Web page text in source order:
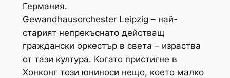
Германия.
Gewandhausorchester Leipzig – най-
старият непрекъснато действащ
граждански оркестър в света – израства
от тази култура. Когато пристигне в
Хонконг този юниноси нещо, което малко